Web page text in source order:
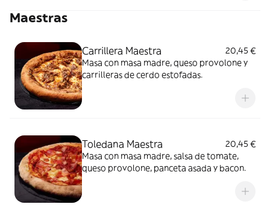
Maestras
Carrillera Maestra
20,45 €
Masa con masa madre, queso provolone y
carrilleras de cerdo estofadas.
Toledana Maestra
20,45 €
Masa con masa madre, salsa de tomate,
queso provolone, panceta asada y bacon.